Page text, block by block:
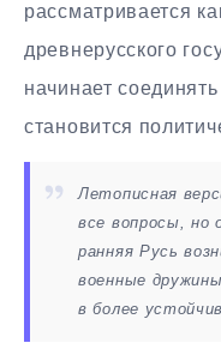
рассматривается
древнерусского
начинает
становится
Летописная
все вопросы, но
ранняя Русь
военные
в более